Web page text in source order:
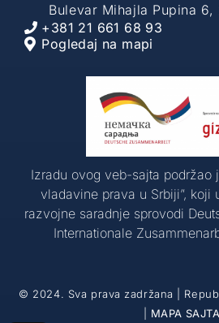
Bulevar Mihajla Pupina 6,
+381 21 661 68 93
Pogledaj na mapi
Izradu ovog veb-sajta podržao
vladavine prava u Srbiji”, koji
razvojne saradnje sprovodi
Internationale
© 2024. Sva prava zadržana |
MAPA SAJTA